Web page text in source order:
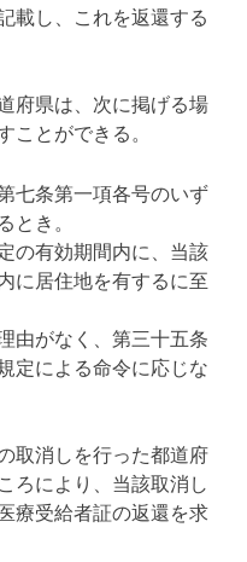
載し、これを返還する
府県は、次に掲げる場
ことができる。
七条第一項各号のいず
とき。
の有効期間内に、当該
に居住地を有するに至
由がなく、第三十五条
定による命令に応じな
取消しを行った都道府
ろにより、当該取消し
療受給者証の返還を求